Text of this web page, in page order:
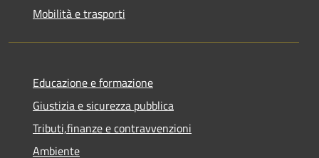
Mobilità e trasporti
Educazione e formazione
Giustizia e sicurezza pubblica
Tributi,finanze e contravvenzioni
Ambiente